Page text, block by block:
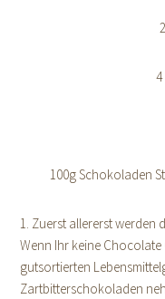
100g Schokoladen
1. Zuerst allererst werden
Wenn Ihr keine
gutsortierten
Zartbitterschokoladen